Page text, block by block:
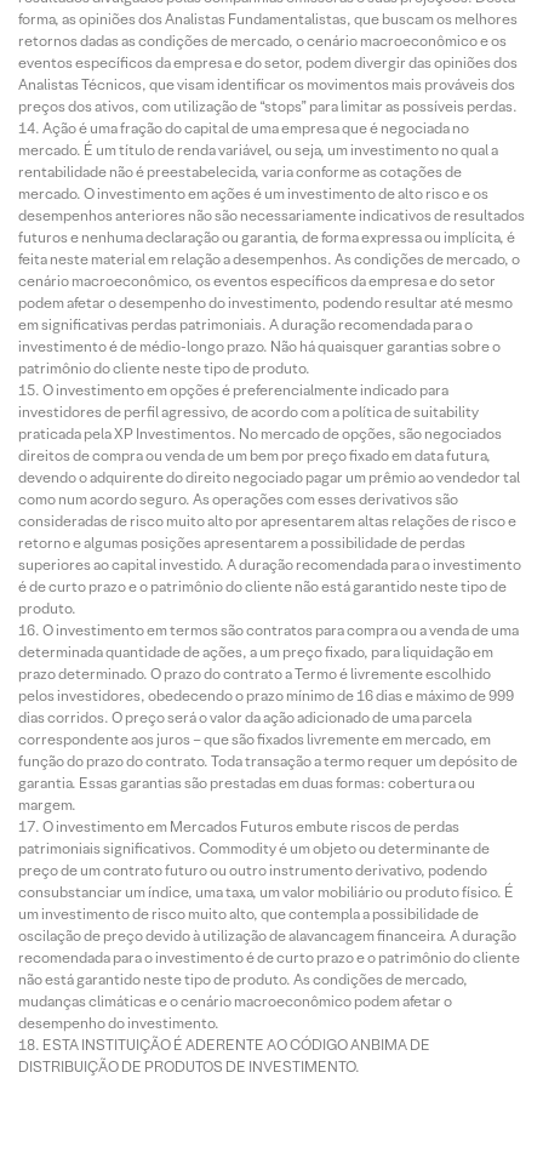
forma, as opiniões dos Analistas Fundamentalistas, que buscam os melhores
retornos dadas as condições de mercado, o cenário macroeconômico e os
eventos específicos da empresa e do setor, podem divergir das opiniões dos
Analistas Técnicos, que visam identificar os movimentos mais prováveis dos
preços dos ativos, com utilização de “stops” para limitar as possíveis perdas.
Ação é uma fração do capital de uma empresa que é negociada no
mercado. É um título de renda variável, ou seja, um investimento no qual a
rentabilidade não é preestabelecida, varia conforme as cotações de
mercado. O investimento em ações é um investimento de alto risco e os
desempenhos anteriores não são necessariamente indicativos de resultados
futuros e nenhuma declaração ou garantia, de forma expressa ou implícita, é
feita neste material em relação a desempenhos. As condições de mercado, o
cenário macroeconômico, os eventos específicos da empresa e do setor
podem afetar o desempenho do investimento, podendo resultar até mesmo
em significativas perdas patrimoniais. A duração recomendada para o
investimento é de médio-longo prazo. Não há quaisquer garantias sobre o
patrimônio do cliente neste tipo de produto.
O investimento em opções é preferencialmente indicado para
investidores de perfil agressivo, de acordo com a política de suitability
praticada pela XP Investimentos. No mercado de opções, são negociados
direitos de compra ou venda de um bem por preço fixado em data futura,
devendo o adquirente do direito negociado pagar um prêmio ao vendedor tal
como num acordo seguro. As operações com esses derivativos são
consideradas de risco muito alto por apresentarem altas relações de risco e
retorno e algumas posições apresentarem a possibilidade de perdas
superiores ao capital investido. A duração recomendada para o investimento
é de curto prazo e o patrimônio do cliente não está garantido neste tipo de
produto.
O investimento em termos são contratos para compra ou a venda de uma
determinada quantidade de ações, a um preço fixado, para liquidação em
prazo determinado. O prazo do contrato a Termo é livremente escolhido
pelos investidores, obedecendo o prazo mínimo de 16 dias e máximo de 999
dias corridos. O preço será o valor da ação adicionado de uma parcela
correspondente aos juros – que são fixados livremente em mercado, em
função do prazo do contrato. Toda transação a termo requer um depósito de
garantia. Essas garantias são prestadas em duas formas: cobertura ou
margem.
O investimento em Mercados Futuros embute riscos de perdas
patrimoniais significativos. Commodity é um objeto ou determinante de
preço de um contrato futuro ou outro instrumento derivativo, podendo
consubstanciar um índice, uma taxa, um valor mobiliário ou produto físico. É
um investimento de risco muito alto, que contempla a possibilidade de
oscilação de preço devido à utilização de alavancagem financeira. A duração
recomendada para o investimento é de curto prazo e o patrimônio do cliente
não está garantido neste tipo de produto. As condições de mercado,
mudanças climáticas e o cenário macroeconômico podem afetar o
desempenho do investimento.
ESTA INSTITUIÇÃO É ADERENTE AO CÓDIGO ANBIMA DE
DISTRIBUIÇÃO DE PRODUTOS DE INVESTIMENTO.